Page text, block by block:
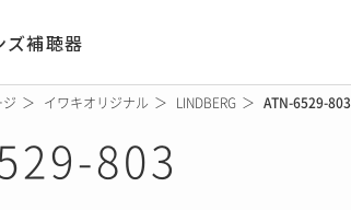
ズ補聴器
イワキオリジナル LINDBERG ATN-6529-803
803